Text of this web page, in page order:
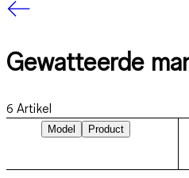
Gewatteerde
6 Artikel
Model
Product